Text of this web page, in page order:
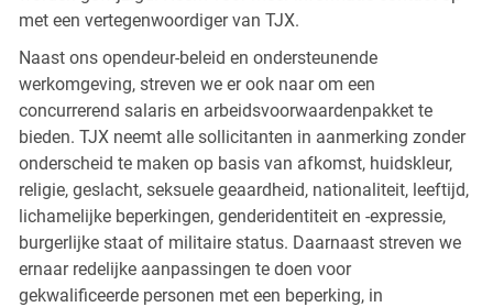
met een vertegenwoordiger van TJX.
Naast ons opendeur-beleid en ondersteunende
werkomgeving, streven we er ook naar om een
concurrerend salaris en arbeidsvoorwaardenpakket te
bieden. TJX neemt alle sollicitanten in aanmerking zonder
onderscheid te maken op basis van afkomst, huidskleur,
religie, geslacht, seksuele geaardheid, nationaliteit, leeftijd,
lichamelijke beperkingen, genderidentiteit en -expressie,
burgerlijke staat of militaire status. Daarnaast streven we
ernaar redelijke aanpassingen te doen voor
gekwalificeerde personen met een beperking, in